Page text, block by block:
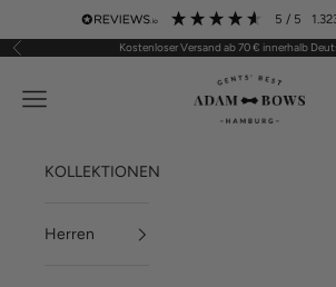
Zum Inhalt springen 5 / 5
Zurück Kostenloser Versand ab 70 € innerhalb
ADAM BOWS
Menü
KOLLEKTIONEN
Herren